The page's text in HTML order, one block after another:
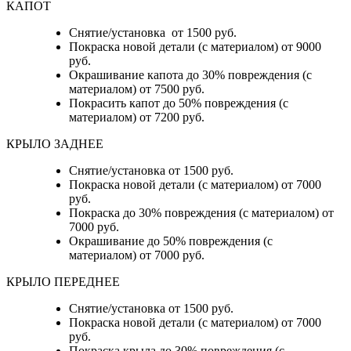
КАПОТ
Снятие/установка от 1500 руб.
Покраска новой детали (с материалом) от 9000
руб.
Окрашивание капота до 30% повреждения (с
материалом) от 7500 руб.
Покрасить капот до 50% повреждения (с
материалом) от 7200 руб.
КРЫЛО ЗАДНЕЕ
Снятие/установка от 1500 руб.
Покраска новой детали (с материалом) от 7000
руб.
Покраска до 30% повреждения (с материалом) от
7000 руб.
Окрашивание до 50% повреждения (с
материалом) от 7000 руб.
КРЫЛО ПЕРЕДНЕЕ
Снятие/установка от 1500 руб.
Покраска новой детали (с материалом) от 7000
руб.